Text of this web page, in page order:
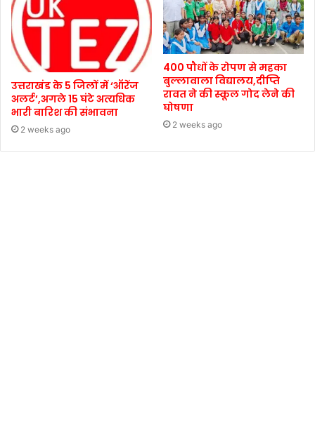
उत्तराखंड के 5 जिलों में ‘ऑरेंज
अलर्ट’,अगले 15 घंटे अत्यधिक
भारी बारिश की संभावना
2 weeks ago
400 पौधों के रोपण से महका
बुल्लावाला विद्यालय,दीप्ति
रावत ने की स्कूल गोद लेने की
घोषणा
2 weeks ago